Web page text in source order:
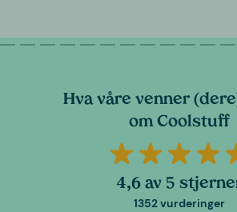
Hva våre venner
om Coolstuff
4,6 av 5
1352 vurderinger